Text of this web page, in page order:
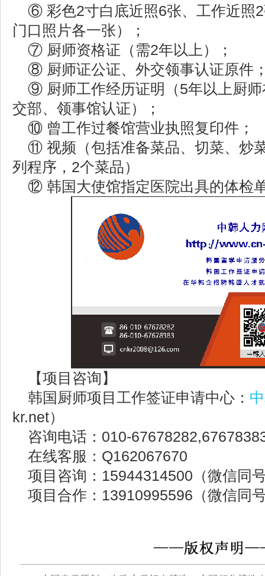
⑥ 彩色2寸白底近照6张、工作近照
门口照片各一张）；
⑦ 厨师资格证（需2年以上）；
⑧ 厨师证公证、外交领事认证原
⑨ 厨师工作经历证明（5年以上厨
交部、领事馆认证）；
⑩ 曾工作过餐馆营业执照复印
⑪ 视频（包括准备菜品、切菜、炒
列程序，2个菜品）
⑫ 韩国大使馆指定医院出具的体检
【项目咨询】
韩国厨师项目工作签证申请中心：
kr.net）
咨询电话：010-
在线客服：Q162067670
项目咨询：15944314500（微信同
项目合作：13910995596（微信同